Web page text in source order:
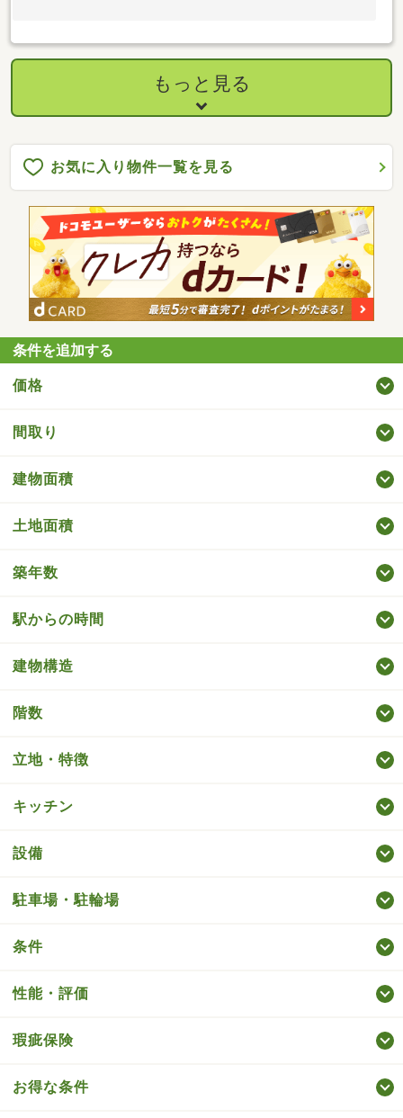
もっと見る
お気に入り物件一覧を見る
条件を追加する
価格
間取り
建物面積
土地面積
築年数
駅からの時間
建物構造
階数
立地・特徴
キッチン
設備
駐車場・駐輪場
条件
性能・評価
瑕疵保険
お得な条件